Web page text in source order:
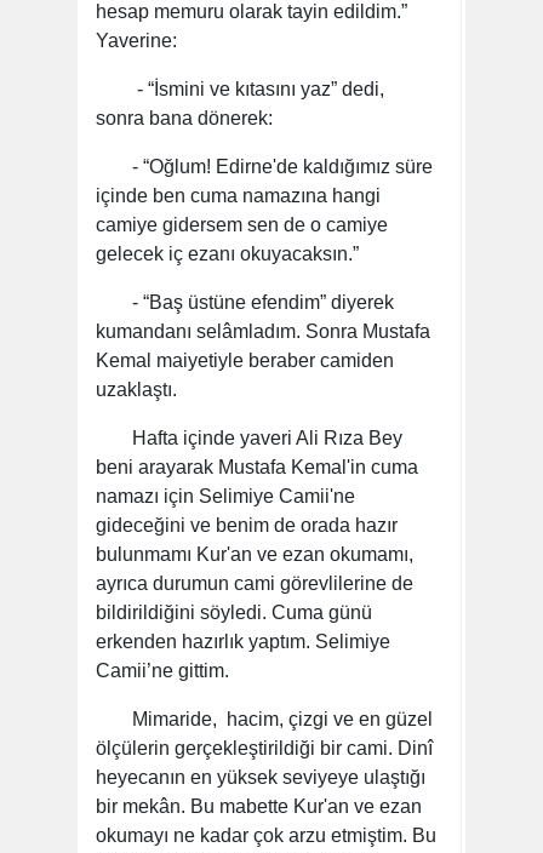
hesap memuru olarak tayin edildim.”
Yaverine:
- “İsmini ve kıtasını yaz” dedi,
sonra bana dönerek:
- “Oğlum! Edirne'de kaldığımız süre
içinde ben cuma namazına hangi
camiye gidersem sen de o camiye
gelecek iç ezanı okuyacaksın.”
- “Baş üstüne efendim” diyerek
kumandanı selâmladım. Sonra Mustafa
Kemal maiyetiyle beraber camiden
uzaklaştı.
Hafta içinde yaveri Ali Rıza Bey
beni arayarak Mustafa Kemal'in cuma
namazı için Selimiye Camii'ne
gideceğini ve benim de orada hazır
bulunmamı Kur'an ve ezan okumamı,
ayrıca durumun cami görevlilerine de
bildirildiğini söyledi. Cuma günü
erkenden hazırlık yaptım. Selimiye
Camii’ne gittim.
Mimaride, hacim, çizgi ve en güzel
ölçülerin gerçekleştirildiği bir cami. Dinî
heyecanın en yüksek seviyeye ulaştığı
bir mekân. Bu mabette Kur'an ve ezan
okumayı ne kadar çok arzu etmiştim. Bu